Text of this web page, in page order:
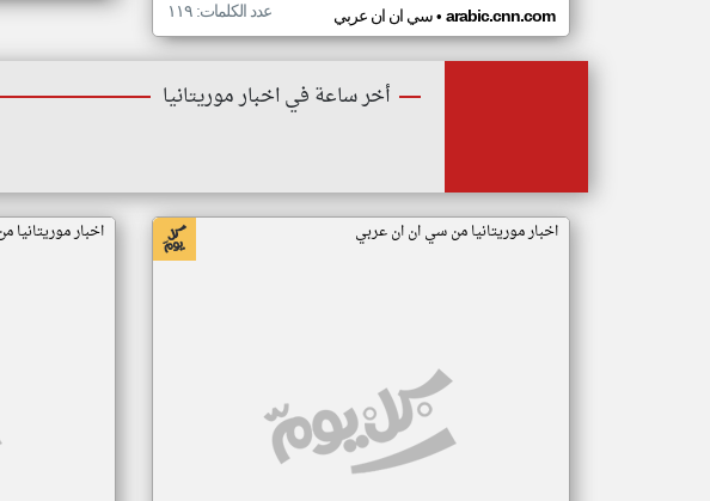
سي ان ان عربي• arabic.cnn.com عدد الكلمات: ١١٩
أخر ساعة في اخبار موريتانيا
اخبار موريتانيا من سي ان ان عربي اخبار موريتانيا